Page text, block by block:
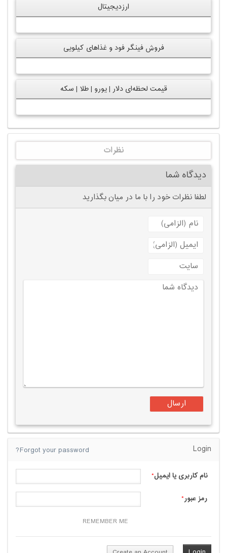
ارزدیجیتال
فروش فینگر فود و غذاهای کیلویی
قیمت لحظه‌ای دلار | یورو | طلا | سکه
نظرات
دیدگاه شما
لطفا نظرات خود را با ما در میان بگذارید
Login
Forgot your password?
نام کاربری یا ایمیل*
رمز عبور*
REMEMBER ME